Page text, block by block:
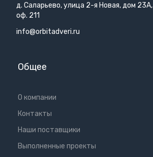
д. Саларьево, улица 2-я Новая, дом 23А,
оф. 211
info@orbitadveri.ru
Общее
О компании
Контакты
Наши поставщики
Выполненные проекты